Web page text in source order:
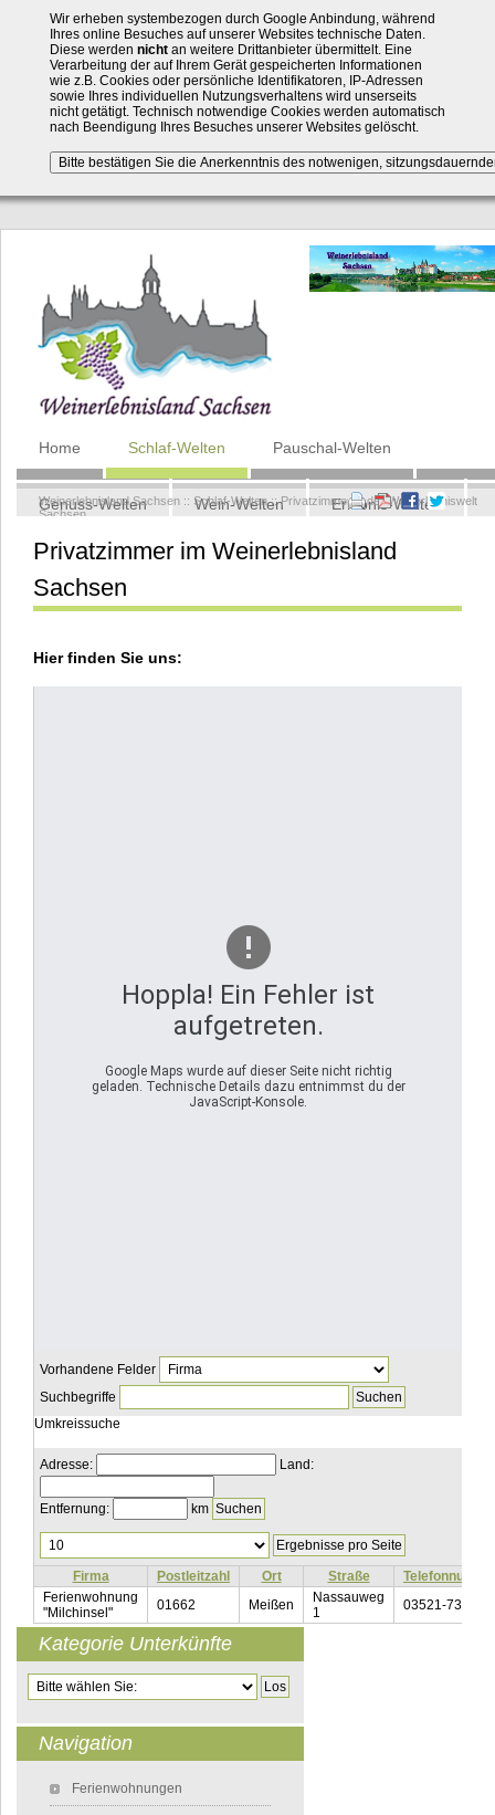
Wir erheben systembezogen durch Google Anbindung, während
Ihres online Besuches auf unserer Websites technische Daten.
Diese werden nichtan weitere Drittanbieter übermittelt. Eine
Verarbeitung der auf Ihrem Gerät gespeicherten Informationen
wie z.B. Cookies oder persönliche Identifikatoren, IP-Adressen
sowie Ihres individuellen Nutzungsverhaltens wird unserseits
nicht getätigt. Technisch notwendige Cookies werden automatisch
nach Beendigung Ihres Besuches unserer Websites gelöscht.
Navigation
überspringen
Home Schlaf-Welten Pauschal-Welten
Genuss-Welten Wein-Welten Erlebnis-Welten
Kontakt
Weinerlebnisland Sachsen :: Schlaf-Welten::Privatzimmer in der Weinerlebniswelt
Sachsen
Privatzimmer im Weinerlebnisland
Sachsen
Hier finden Sie uns:
Hoppla! Ein Fehler ist
aufgetreten.
Google Maps wurde auf dieser Seite nicht richtig
geladen. Technische Details dazu entnimmst du der
JavaScript-Konsole.
Vorhandene Felder
Suchbegriffe
Umkreissuche
Adresse: Land:
Entfernung:
km
Ergebnisse
pro
Seite Firma Postleitzahl Ort Straße
Ferienwohnung
"Milchinsel"
01662 Meißen
Nassauweg
1
03521-738160
Kategorie Unterkünfte
Zielseite
Navigation
Ferienwohnungen